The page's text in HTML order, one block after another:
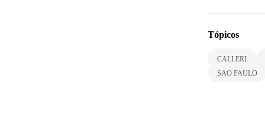
Tópicos
CALLERI
SAO PAULO